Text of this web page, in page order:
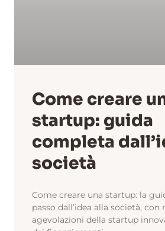
Come creare
startup: guida
completa
società
Come creare una startup: la
passo dall’idea alla società, con
agevolazioni della startup